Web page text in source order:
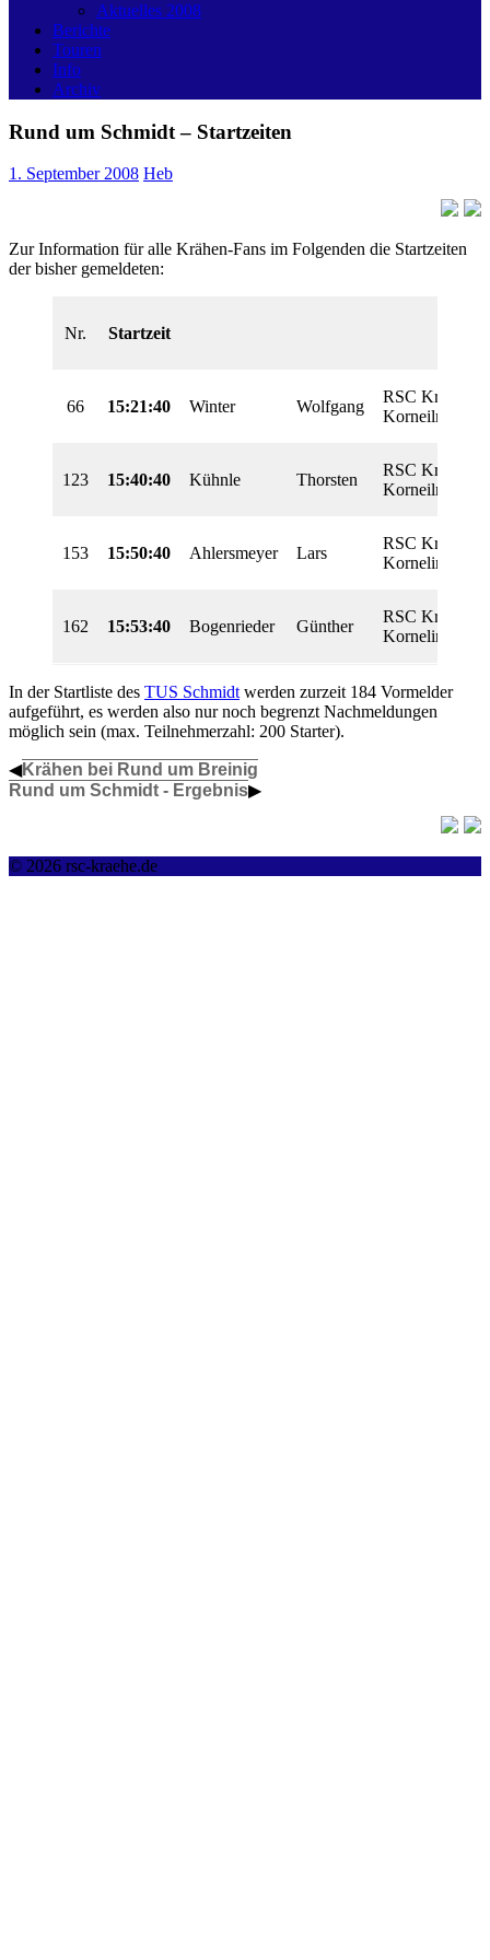
Aktuelles 2008
Berichte
Touren
Info
Archiv
Rund um Schmidt – Startzeiten
1. September 2008 Heb
Zur Information für alle Krähen-Fans im Folgenden die Startzeiten
der bisher gemeldeten:
Nr. Startzeit
66 15:21:40 Winter Wolfgang
RSC Krähe
Korneilmünster
123 15:40:40 Kühnle Thorsten
RSC Krähe
Korneilmünster
153 15:50:40 Ahlersmeyer Lars
RSC Krähe
Kornelimünster
162 15:53:40 Bogenrieder Günther
RSC Krähe
Kornelimünster
In der Startliste des TUS Schmidt werden zurzeit 184 Vormelder
aufgeführt, es werden also nur noch begrenzt Nachmeldungen
möglich sein (max. Teilnehmerzahl: 200 Starter).
◀Krähen bei Rund um Breinig
Rund um Schmidt - Ergebnis▶
© 2026 rsc-kraehe.de